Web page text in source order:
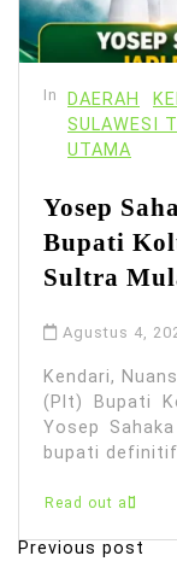
In DAERAH
SULAWESI
UTAMA
Yosep
Bupati
Sultra
Agustus 4,
Kendari,
(Plt) Bupati
Yosep
bupati
Read out all
N
Previous post